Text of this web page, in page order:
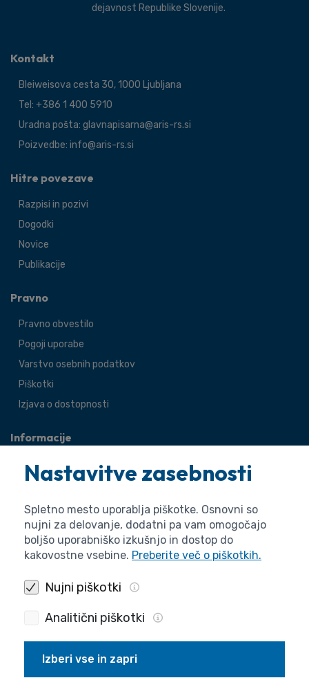
dejavnost Republike Slovenije.
Kontakt
Bleiweisova cesta 30, 1000 Ljubljana
Tel: +386 1 400 5910
Uradna pošta: glavnapisarna@aris-rs.si
Poizvedbe: info@aris-rs.si
Hitre povezave
Razpisi in pozivi
Dogodki
Novice
Publikacije
Pravno
Pravno obvestilo
Pogoji uporabe
Varstvo osebnih podatkov
Piškotki
Izjava o dostopnosti
Informacije
O agenciji
Splošne zadeve
Pravne zadeve
Nastavitve zasebnosti
Spletno mesto uporablja piškotke. Osnovni so
nujni za delovanje, dodatni pa vam omogočajo
boljšo uporabniško izkušnjo in dostop do
kakovostne vsebine. Preberite več o piškotkih.
Nujni piškotki
Analitični piškotki
Izberi vse in zapri